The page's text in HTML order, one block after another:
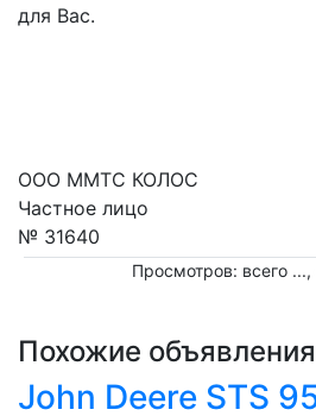
для Вас.
ООО ММТС КОЛОС
Частное лицо
№ 31640
Просмотров: всего ...,
Похожие объявления
John Deere STS